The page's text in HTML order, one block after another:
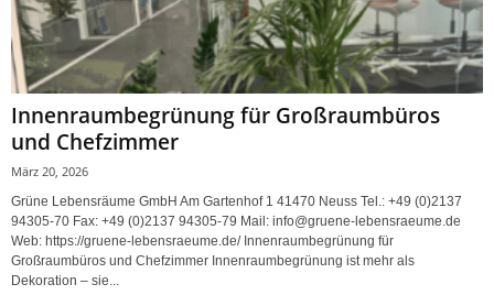
Innenraumbegrünung für Großraumbüros
und Chefzimmer
März 20, 2026
Grüne Lebensräume GmbH Am Gartenhof 1 41470 Neuss Tel.: +49 (0)2137
94305-70 Fax: +49 (0)2137 94305-79 Mail: info@gruene-lebensraeume.de
Web: https://gruene-lebensraeume.de/ Innenraumbegrünung für
Großraumbüros und Chefzimmer Innenraumbegrünung ist mehr als
Dekoration – sie...